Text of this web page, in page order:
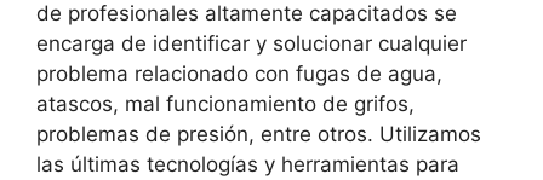
de profesionales altamente capacitados se
encarga de identificar y solucionar cualquier
problema relacionado con fugas de agua,
atascos, mal funcionamiento de grifos,
problemas de presión, entre otros. Utilizamos
las últimas tecnologías y herramientas para